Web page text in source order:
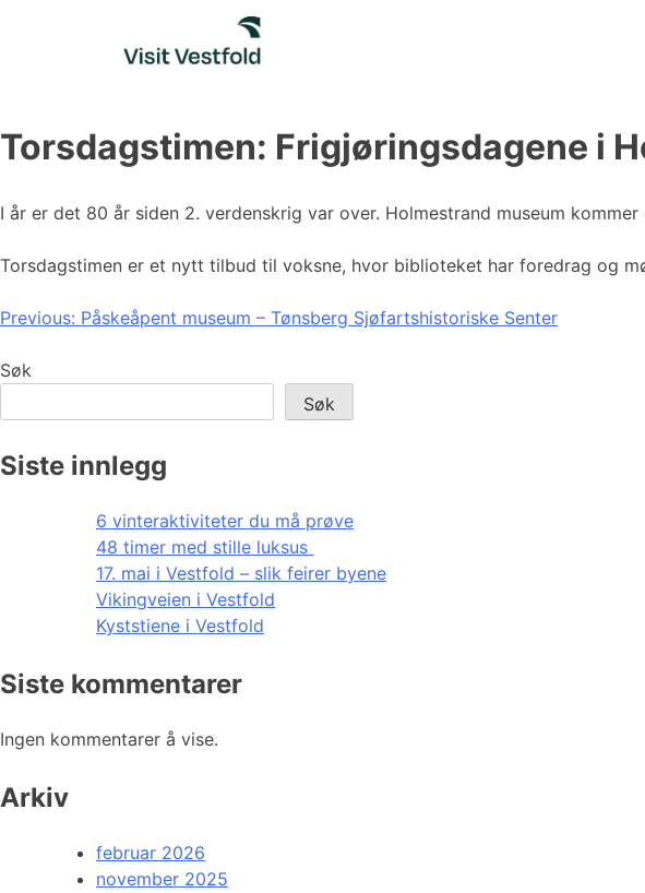
Torsdagstimen: Frigjøringsdagene i
I år er det 80 år siden 2. verdenskrig var over. Holmestrand museum
Torsdagstimen er et nytt tilbud til voksne, hvor biblioteket har foredrag og
Innleggsnavigasjon
Previous: Påskeåpent museum – Tønsberg Sjøfartshistoriske Senter
Søk
Søk
Siste innlegg
6 vinteraktiviteter du må prøve
48 timer med stille luksus
17. mai i Vestfold – slik feirer byene
Vikingveien i Vestfold
Kyststiene i Vestfold
Siste kommentarer
Ingen kommentarer å vise.
Arkiv
februar 2026
november 2025